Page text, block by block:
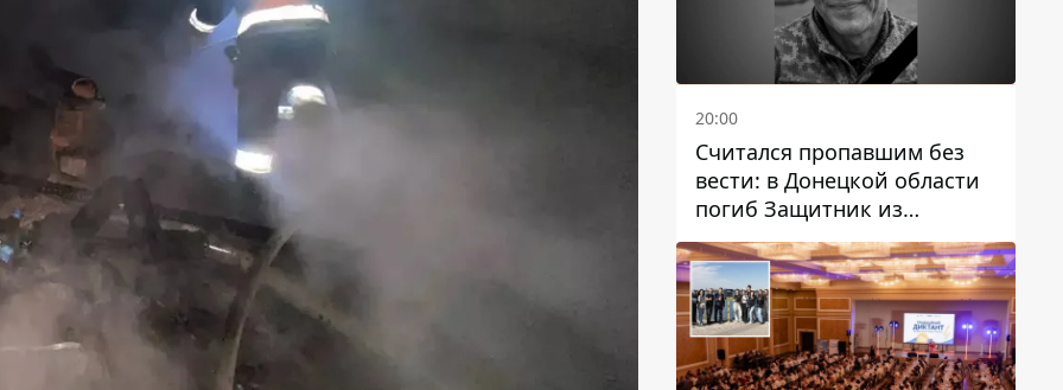
20:00
Считался пропавшим без
вести: в Донецкой области
погиб Защитник из
Каменского Антон
Красовский